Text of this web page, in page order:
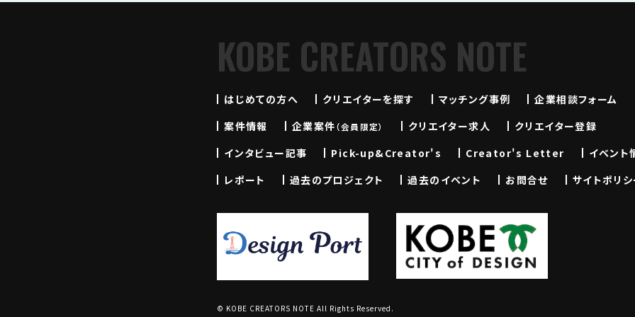
KOBE CREATORS NOTE
はじめての方へ クリエイターを探す マッチング事例
企業相談フォーム
案件情報
企業案件（会員限定） クリエイター求人
クリエイター登録
インタビュー記事
Pick-up&Creator's Creator's Letter
イベント
レポート
過去のプロジェクト 過去のイベント お問合せ サイトポリ
© KOBE CREATORS NOTE All Rights Reserved.